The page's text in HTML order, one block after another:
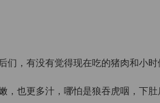
们，有没有觉得现在吃的猪肉和小时
，也更多汁，哪怕是狼吞虎咽，下肚